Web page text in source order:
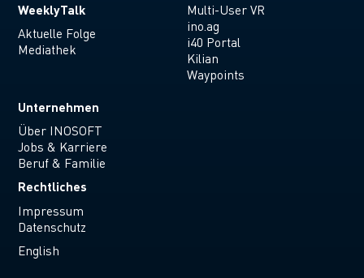
WeeklyTalk
Aktuelle Folge
Mediathek
Multi-User VR
ino.ag
i40 Portal
Kilian
Waypoints
Unternehmen
Über INOSOFT
Jobs & Karriere
Beruf & Familie
Rechtliches
Impressum
Datenschutz
English